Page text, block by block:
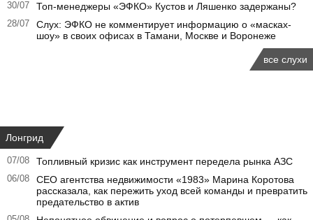
30/07 Топ-менеджеры «ЭФКО» Кустов и Ляшенко задержаны?
28/07
Слух: ЭФКО не комментирует информацию о «масках-
шоу» в своих офисах в Тамани, Москве и Воронеже
все слухи
Лонгрид
07/08 Топливный кризис как инструмент передела рынка АЗС
06/08
CEO агентства недвижимости «1983» Марина Коротова
рассказала, как пережить уход всей команды и превратить
предательство в актив